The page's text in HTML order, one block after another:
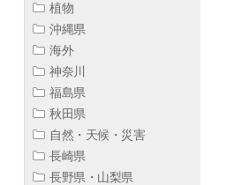
植物
沖縄県
海外
神奈川
福島県
秋田県
自然・天候・災害
長崎県
長野県・山梨県